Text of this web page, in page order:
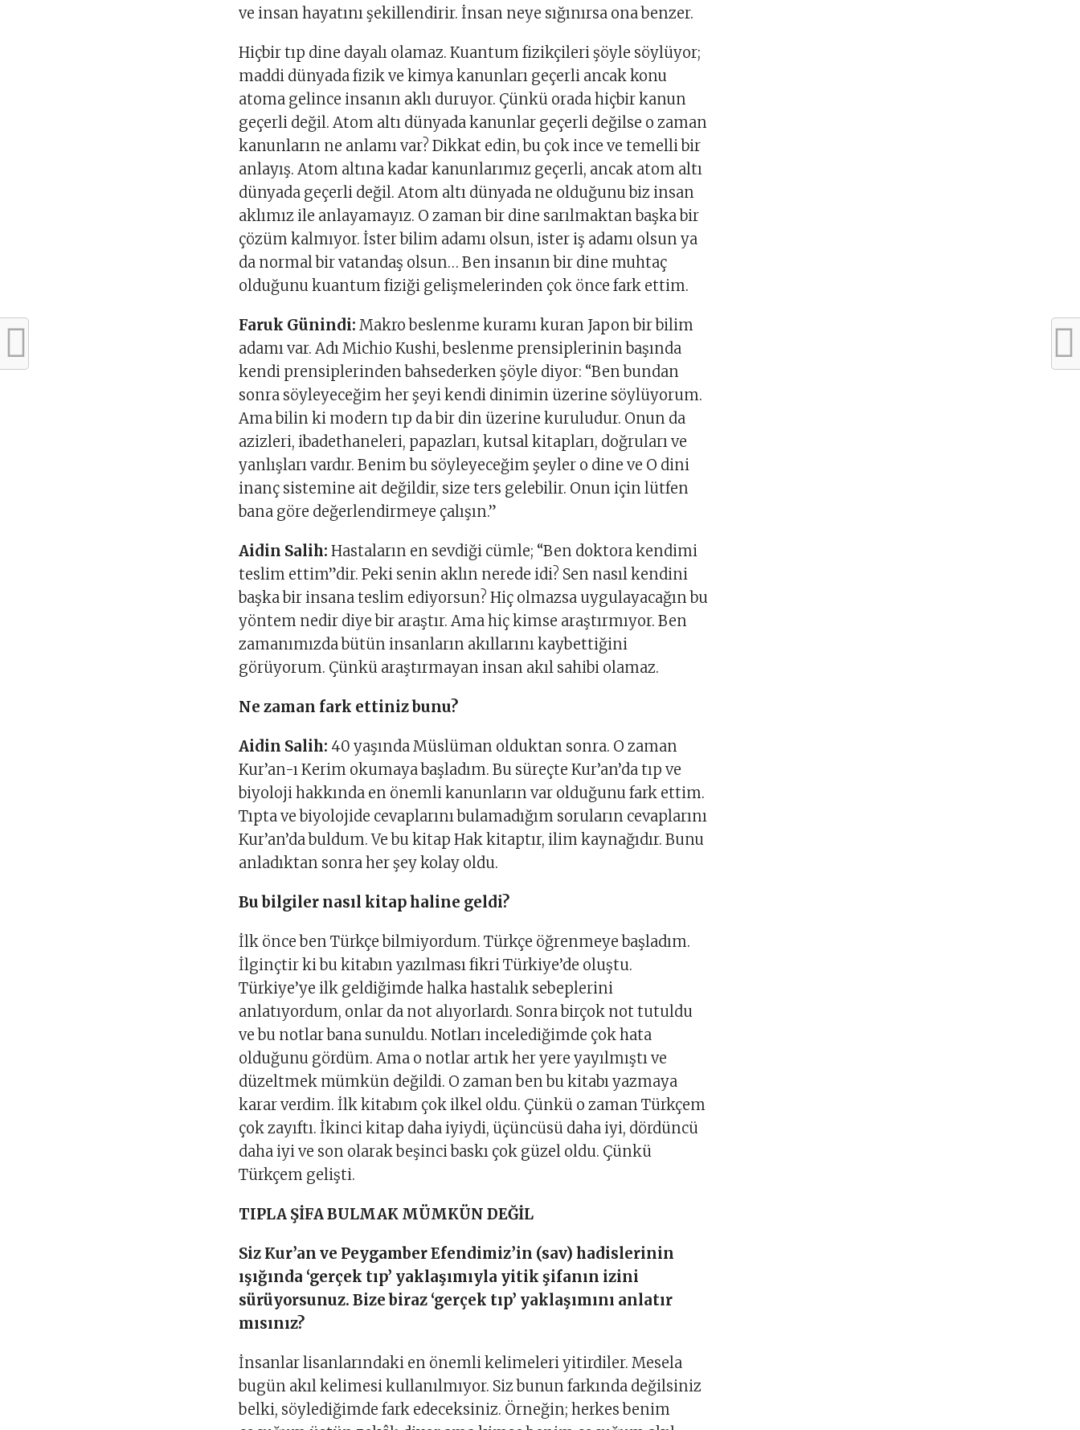
ve insan hayatını şekillendirir. İnsan neye sığınırsa ona benzer.
Hiçbir tıp dine dayalı olamaz. Kuantum fizikçileri şöyle söylüyor;
maddi dünyada fizik ve kimya kanunları geçerli ancak konu
atoma gelince insanın aklı duruyor. Çünkü orada hiçbir kanun
geçerli değil. Atom altı dünyada kanunlar geçerli değilse o zaman
kanunların ne anlamı var? Dikkat edin, bu çok ince ve temelli bir
anlayış. Atom altına kadar kanunlarımız geçerli, ancak atom altı
dünyada geçerli değil. Atom altı dünyada ne olduğunu biz insan
aklımız ile anlayamayız. O zaman bir dine sarılmaktan başka bir
çözüm kalmıyor. İster bilim adamı olsun, ister iş adamı olsun ya
da normal bir vatandaş olsun… Ben insanın bir dine muhtaç
olduğunu kuantum fiziği gelişmelerinden çok önce fark ettim.
Faruk Günindi: Makro beslenme kuramı kuran Japon bir bilim
adamı var. Adı Michio Kushi, beslenme prensiplerinin başında
kendi prensiplerinden bahsederken şöyle diyor: “Ben bundan
sonra söyleyeceğim her şeyi kendi dinimin üzerine söylüyorum.
Ama bilin ki modern tıp da bir din üzerine kuruludur. Onun da
azizleri, ibadethaneleri, papazları, kutsal kitapları, doğruları ve
yanlışları vardır. Benim bu söyleyeceğim şeyler o dine ve O dini
inanç sistemine ait değildir, size ters gelebilir. Onun için lütfen
bana göre değerlendirmeye çalışın.”
Aidin Salih: Hastaların en sevdiği cümle; “Ben doktora kendimi
teslim ettim”dir. Peki senin aklın nerede idi? Sen nasıl kendini
başka bir insana teslim ediyorsun? Hiç olmazsa uygulayacağın bu
yöntem nedir diye bir araştır. Ama hiç kimse araştırmıyor. Ben
zamanımızda bütün insanların akıllarını kaybettiğini
görüyorum. Çünkü araştırmayan insan akıl sahibi olamaz.
Ne zaman fark ettiniz bunu?
Aidin Salih: 40 yaşında Müslüman olduktan sonra. O zaman
Kur’an-ı Kerim okumaya başladım. Bu süreçte Kur’an’da tıp ve
biyoloji hakkında en önemli kanunların var olduğunu fark ettim.
Tıpta ve biyolojide cevaplarını bulamadığım soruların cevaplarını
Kur’an’da buldum. Ve bu kitap Hak kitaptır, ilim kaynağıdır. Bunu
anladıktan sonra her şey kolay oldu.
Bu bilgiler nasıl kitap haline geldi?
İlk önce ben Türkçe bilmiyordum. Türkçe öğrenmeye başladım.
İlginçtir ki bu kitabın yazılması fikri Türkiye’de oluştu.
Türkiye’ye ilk geldiğimde halka hastalık sebeplerini
anlatıyordum, onlar da not alıyorlardı. Sonra birçok not tutuldu
ve bu notlar bana sunuldu. Notları incelediğimde çok hata
olduğunu gördüm. Ama o notlar artık her yere yayılmıştı ve
düzeltmek mümkün değildi. O zaman ben bu kitabı yazmaya
karar verdim. İlk kitabım çok ilkel oldu. Çünkü o zaman Türkçem
çok zayıftı. İkinci kitap daha iyiydi, üçüncüsü daha iyi, dördüncü
daha iyi ve son olarak beşinci baskı çok güzel oldu. Çünkü
Türkçem gelişti.
TIPLA ŞİFA BULMAK MÜMKÜN DEĞİL
Siz Kur’an ve Peygamber Efendimiz’in (sav) hadislerinin
ışığında ‘gerçek tıp’ yaklaşımıyla yitik şifanın izini
sürüyorsunuz. Bize biraz ‘gerçek tıp’ yaklaşımını anlatır
mısınız?
İnsanlar lisanlarındaki en önemli kelimeleri yitirdiler. Mesela
bugün akıl kelimesi kullanılmıyor. Siz bunun farkında değilsiniz
belki, söylediğimde fark edeceksiniz. Örneğin; herkes benim